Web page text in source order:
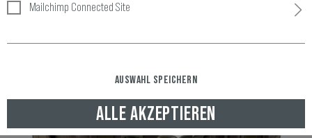
Mailchimp Connected Site
AUSWAHL SPEICHERN
ALLE AKZEPTIEREN